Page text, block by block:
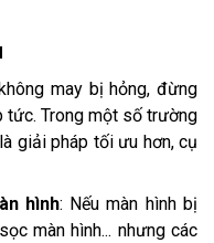
may bị hỏng, đừng
tức. Trong một số trường
giải pháp tối ưu hơn, cụ
hình: Nếu màn hình bị
màn hình... nhưng các